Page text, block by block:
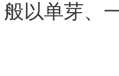
般以单芽、